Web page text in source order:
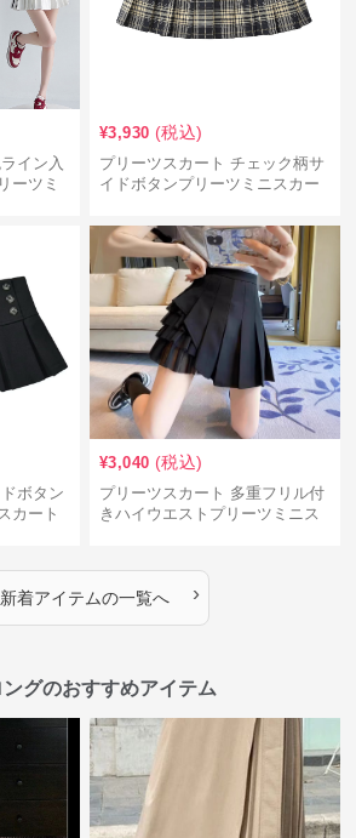
イン入
ーツミ
¥3,930 (税込)
プリーツスカート チェック柄サ
イドボタンプリーツミニスカー
ボタン
カート
¥3,040 (税込)
プリーツスカート 多重フリル付
きハイウエストプリーツミニス
新着アイテムの一覧へ ›
グのおすすめアイテム